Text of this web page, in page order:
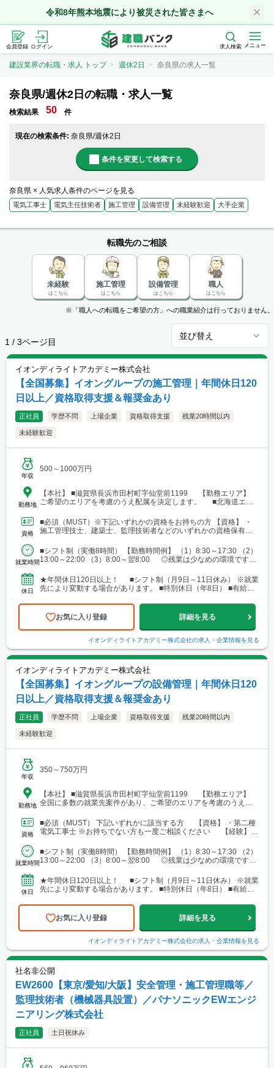
令和8年熊本地震により被災された皆さまへ
会員登録 ログイン 求人検索 メニュー
建設業界の転職・求人 トップ 週休2日 奈良県の求人一覧
奈良県/週休2日の転職・求人一覧
検索結果 50 件
現在の検索条件: 奈良県/週休2日
条件を変更して検索する
奈良県 × 人気求人条件のページを見る
電気工事士 電気主任技術者 施工管理 設備管理 未経験歓迎 大手企業
転職先のご相談
未経験
はこちら
施工管理
はこちら
設備管理
はこちら
職人
はこちら
※「職人への転職をご希望の方」への職業紹介は行っておりません。
1 / 3ページ目
並び替え
イオンディライトアカデミー株式会社
【全国募集】イオングループの施工管理｜年間休日120
日以上／資格取得支援＆報奨金あり
正社員 学歴不問 上場企業 資格取得支援 残業20時間以内
未経験歓迎
年収
500～1000万円
勤務地
【本社】 ■滋賀県長浜市田村町字仙堂前1199 【勤務エリア】
ご希望のエリアを考慮のうえ配属を決定します。 ■北海道エリ
ア └勤務地例：宮城県仙台市宮城野区榴岡3-4-1 ■北陸信越エリ
ア └勤務地例：新潟県新潟市中央区笹口1-2 ■関東エリア └勤務
地例：東京都千代田区神田錦町1-1-1 ■東海エリア └勤務地例：
地例：大阪府大阪市中央区南船場2-3-2 ■中国・四国エリア └勤
務地例：広島県広島市南区段原南1-3-52 ■九州エリア └勤務地
業務を担当いただく際、現場によっては、自宅または現場付近の
ホテルから直行直帰をお願いする場合があります。
資格
■必須（MUST）※下記いずれかの資格をお持ちの方 【資格】 ・
施工管理技士、建築士、監理技術者などのいずれかの資格保有者
就業時間
■シフト制（実働8時間） 【勤務時間例】 （1）8:30～17:30 （2）
13:00～22:00 （3）8:00～翌8:00 ◎残業は少なめの環境です。
休日
★年間休日120日以上！ ■シフト制（月9日～11日休み） ※就業
先により変動する場合があります。 ■特別休日（年8日） ■有給休
お気に入り登録 詳細を見る
イオンディライトアカデミー株式会社の求人・企業情報を見る
イオンディライトアカデミー株式会社
【全国募集】イオングループの設備管理｜年間休日120
日以上／資格取得支援＆報奨金あり
正社員 学歴不問 上場企業 資格取得支援 残業20時間以内
未経験歓迎
年収
350～750万円
勤務地
【本社】 ■滋賀県長浜市田村町字仙堂前1199 【勤務エリア】
全国に多数の就業先案件があり、ご希望のエリアを考慮のうえ配
す。 ■北海道 ■東北 └仙台市 ■関東 └東京23区 └町田・立
川・調布・西東京 └横浜・川崎・相模原・海老名・厚木 └千葉・
船橋・市川・柏・浦安・市原 └さいたま・川越・越谷・久喜・三
橋・岡崎・長久手・日進・稲沢・清須・小牧 └岐阜・各務原 └
津・四日市・桑名・志摩 └静岡・浜松・沼津・御殿場 ■関西 └
和泉・泉南 └神戸市・西宮・尼崎・姫路・加古川 └京都市・長岡
京・舞鶴・木津・木津川・城陽・京田辺・福知山・綾部・八幡 └
└奈良市・橿原・大和郡山 ■中四国 └広島市（安佐南区・南
区）・福山 └岡山・倉敷・津山
資格
■必須（MUST） 下記いずれかに該当する方 【資格】 ・第二種
電気工事士 ※お持ちでない方も一度ご相談ください 【経験】
就業時間
■シフト制（実働8時間） 【勤務時間例】 （1）8:30～17:30 （2）
13:00～22:00 （3）8:00～翌8:00 ◎残業は少なめの環境です。
休日
★年間休日120日以上！ ■シフト制（月9日～11日休み） ※就業
先により変動する場合があります。 ■特別休日（年8日） ■有給休
お気に入り登録 詳細を見る
イオンディライトアカデミー株式会社の求人・企業情報を見る
社名非公開
EW2600【東京/愛知/大阪】安全管理・施工管理職等／
監理技術者（機械器具設置）／パナソニックEWエンジ
ニアリング株式会社
正社員 土日祝休み